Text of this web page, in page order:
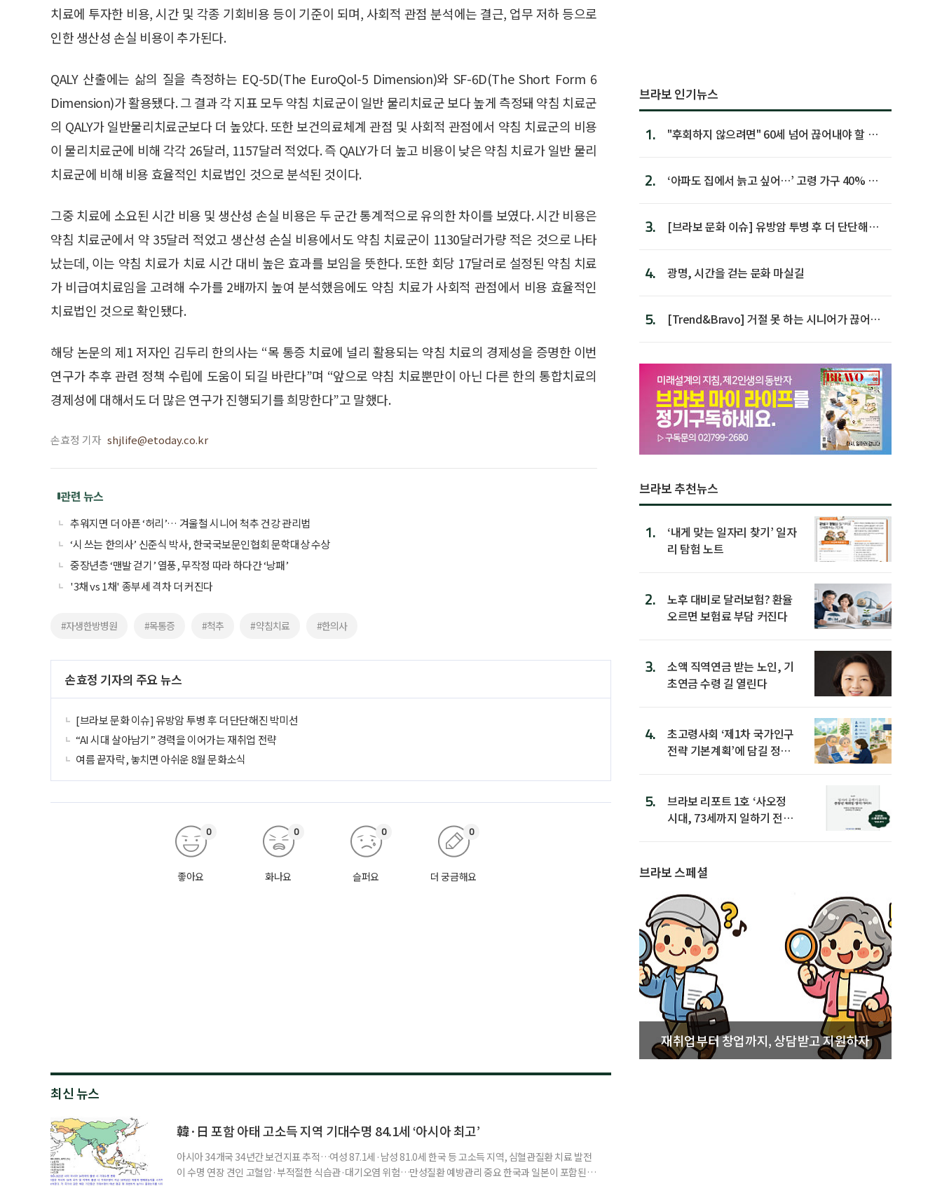
치료에 투자한 비용, 시간 및 각종 기회비용 등이 기준이 되며, 사회적 관점 분석에는 결근, 업무 저하 등으로
인한 생산성 손실 비용이 추가된다.
QALY 산출에는 삶의 질을 측정하는 EQ-5D(The EuroQol-5 Dimension)와 SF-6D(The Short Form 6
Dimension)가 활용됐다. 그 결과 각 지표 모두 약침 치료군이 일반 물리치료군 보다 높게 측정돼 약침 치료군
의 QALY가 일반물리치료군보다 더 높았다. 또한 보건의료체계 관점 및 사회적 관점에서 약침 치료군의 비용
이 물리치료군에 비해 각각 26달러, 1157달러 적었다. 즉 QALY가 더 높고 비용이 낮은 약침 치료가 일반 물리
치료군에 비해 비용 효율적인 치료법인 것으로 분석된 것이다.
그중 치료에 소요된 시간 비용 및 생산성 손실 비용은 두 군간 통계적으로 유의한 차이를 보였다. 시간 비용은
약침 치료군에서 약 35달러 적었고 생산성 손실 비용에서도 약침 치료군이 1130달러가량 적은 것으로 나타
났는데, 이는 약침 치료가 치료 시간 대비 높은 효과를 보임을 뜻한다. 또한 회당 17달러로 설정된 약침 치료
가 비급여치료임을 고려해 수가를 2배까지 높여 분석했음에도 약침 치료가 사회적 관점에서 비용 효율적인
치료법인 것으로 확인됐다.
해당 논문의 제1 저자인 김두리 한의사는 “목 통증 치료에 널리 활용되는 약침 치료의 경제성을 증명한 이번
연구가 추후 관련 정책 수립에 도움이 되길 바란다”며 “앞으로 약침 치료뿐만이 아닌 다른 한의 통합치료의
경제성에 대해서도 더 많은 연구가 진행되기를 희망한다”고 말했다.
손효정 기자 shjlife@etoday.co.kr
관련 뉴스
추워지면 더 아픈 ‘허리’… 겨울철 시니어 척추 건강 관리법
‘시 쓰는 한의사’ 신준식 박사, 한국국보문인협회 문학대상 수상
중장년층 ‘맨발 걷기’ 열풍, 무작정 따라 하다간 ‘낭패’
'3채 vs 1채' 종부세 격차 더 커진다
#자생한방병원 #목통증 #척추 #약침치료 #한의사
손효정 기자의 주요 뉴스
[브라보 문화 이슈] 유방암 투병 후 더 단단해진 박미선
“AI 시대 살아남기” 경력을 이어가는 재취업 전략
여름 끝자락, 놓치면 아쉬운 8월 문화소식
좋아요
0
화나요
0
슬퍼요
0
더 궁금해요
0
최신 뉴스
韓·日 포함 아태 고소득 지역 기대수명 84.1세 ‘아시아 최고’
아시아 34개국 34년간 보건지표 추적…여성 87.1세·남성 81.0세 한국 등 고소득 지역, 심혈관질환 치료 발전
이 수명 연장 견인 고혈압·부적절한 식습관·대기오염 위험…만성질환 예방관리 중요 한국과 일본이 포함된 아
브라보 인기뉴스
1.
"후회하지 않으려면" 60세 넘어 끊어내야 할 사
2.
‘아파도 집에서 늙고 싶어…’ 고령 가구 40% 노
3.
[브라보 문화 이슈] 유방암 투병 후 더 단단해진
4. 광명, 시간을 걷는 문화 마실길
5.
[Trend&Bravo] 거절 못 하는 시니어가 끊어야
브라보 추천뉴스
1.
‘내게 맞는 일자리 찾기’ 일자
리 탐험 노트
2.
노후 대비로 달러보험? 환율
오르면 보험료 부담 커진다
3.
소액 직역연금 받는 노인, 기
초연금 수령 길 열린다
4.
초고령사회 ‘제1차 국가인구
전략 기본계획’에 담길 정책
5.
브라보 리포트 1호 ‘사오정
시대, 73세까지 일하기 전략’
브라보 스페셜
재취업부터 창업까지, 상담받고 지원하자